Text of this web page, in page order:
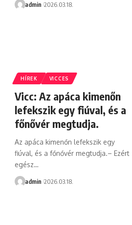
admin 2026.03.18.
HÍREK VICCES
Vicc: Az apáca kimenőn
lefekszik egy fiúval, és a
főnővér megtudja.
Az apáca kimenőn lefekszik egy
fiúval, és a főnővér megtudja.– Ezért
egész…
admin 2026.03.18.